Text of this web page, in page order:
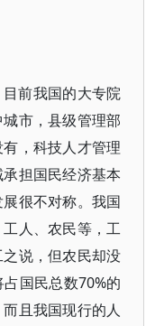
前我国的大专院
市，县级管理部
，科技人才管理
担国民经济基本
很不对称。我国
人、农民等，工
说，但农民却没
国民总数70%的
且我国现行的人